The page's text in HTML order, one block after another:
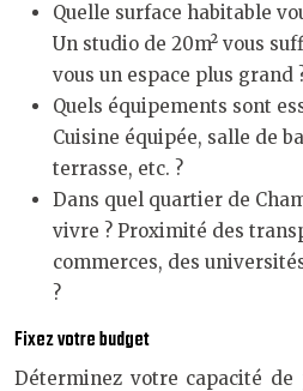
Quelle surface habitable
Un studio de 20m² vous
vous un espace plus grand
Quels équipements sont
Cuisine équipée, salle de
terrasse, etc. ?
Dans quel quartier de
vivre ? Proximité des
commerces, des
?
Fixez votre budget
Déterminez votre capacité